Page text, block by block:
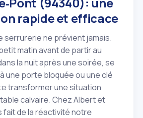
rapide et efficace
serrurerie ne prévient jamais.
matin avant de partir au
la nuit après une soirée, se
une porte bloquée ou une clé
transformer une situation
calvaire. Chez Albert et
fait de la réactivité notre